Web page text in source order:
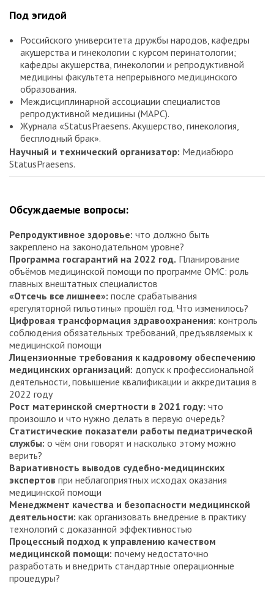
Под эгидой
Российского университета дружбы народов, кафедры
акушерства и гинекологии с курсом перинатологии;
кафедры акушерства, гинекологии и репродуктивной
медицины факультета непрерывного медицинского
образования.
Междисциплинарной ассоциации специалистов
репродуктивной медицины (МАРС).
Журнала «StatusPraesens. Акушерство, гинекология,
бесплодный брак».
Научный и технический организатор: Медиабюро
StatusPraesens.
Обсуждаемые вопросы:
Репродуктивное здоровье: что должно быть
закреплено на законодательном уровне?
Программа госгарантий на 2022 год. Планирование
объёмов медицинской помощи по программе ОМС: роль
главных внештатных специалистов
«Отсечь все лишнее»: после срабатывания
«регуляторной гильотины» прошёл год. Что изменилось?
Цифровая трансформация здравоохранения: контроль
соблюдения обязательных требований, предъявляемых к
медицинской помощи
Лицензионные требования к кадровому обеспечению
медицинских организаций: допуск к профессиональной
деятельности, повышение квалификации и аккредитация в
2022 году
Рост материнской смертности в 2021 году: что
произошло и что нужно делать в первую очередь?
Статистические показатели работы педиатрической
службы: о чём они говорят и насколько этому можно
верить?
Вариативность выводов судебно-медицинских
экспертов при неблагоприятных исходах оказания
медицинской помощи
Менеджмент качества и безопасности медицинской
деятельности: как организовать внедрение в практику
технологий с доказанной эффективностью
Процессный подход к управлению качеством
медицинской помощи: почему недостаточно
разработать и внедрить стандартные операционные
процедуры?